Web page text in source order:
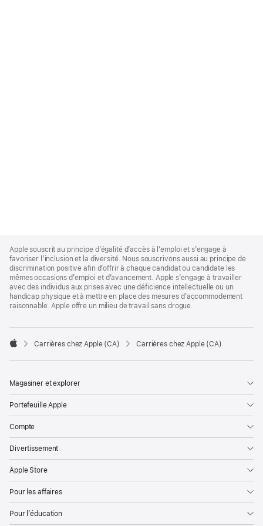
Footer
Apple souscrit au principe d’égalité d’accès à l’emploi et s’engage à
favoriser l’inclusion et la diversité. Nous souscrivons aussi au principe de
discrimination positive afin d’offrir à chaque candidat ou candidate les
mêmes occasions d’emploi et d’avancement. Apple s’engage à travailler
avec des individus aux prises avec une déficience intellectuelle ou un
handicap physique et à mettre en place des mesures d’accommodement
raisonnable. Apple offre un milieu de travail sans drogue.

Carrières chez Apple (CA) Carrières chez Apple (CA)
Magasiner et explorer
Portefeuille Apple
Compte
Divertissement
Apple Store
Pour les affaires
Pour l’éducation